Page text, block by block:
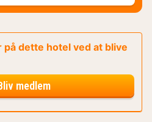
på dette hotel ved at blive
medlem